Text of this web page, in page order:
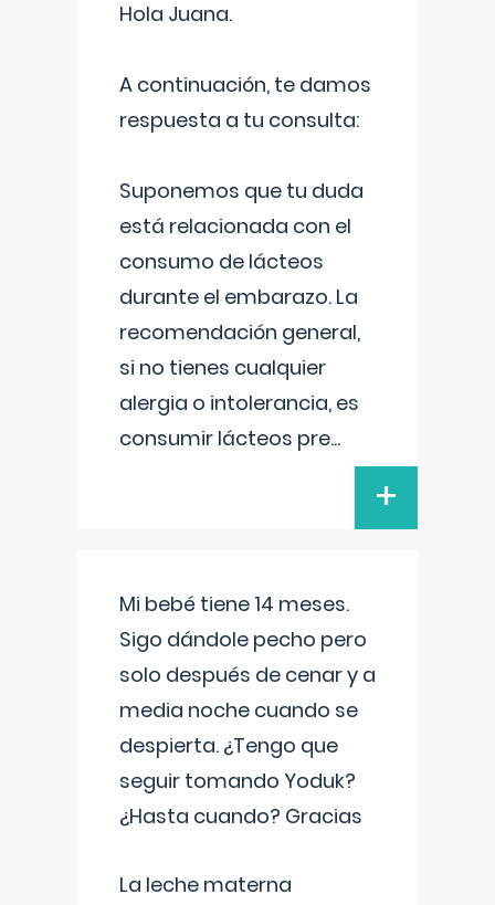
Hola Juana.
A continuación, te damos
respuesta a tu consulta:
Suponemos que tu duda
está relacionada con el
consumo de lácteos
durante el embarazo. La
recomendación general,
si no tienes cualquier
alergia o intolerancia, es
consumir lácteos pre...
+
Mi bebé tiene 14 meses.
Sigo dándole pecho pero
solo después de cenar y a
media noche cuando se
despierta. ¿Tengo que
seguir tomando Yoduk?
¿Hasta cuando? Gracias
La leche materna